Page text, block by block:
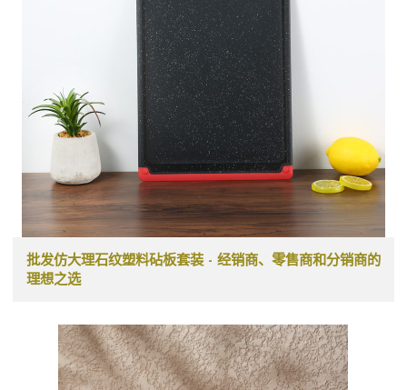
批发仿大理石纹塑料砧板套装 - 经销商、零售商和分销商的
理想之选